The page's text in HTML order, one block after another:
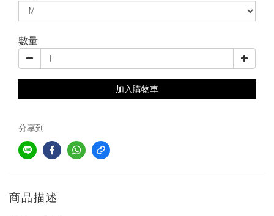
數量
加入購物車
分享到
商品描述